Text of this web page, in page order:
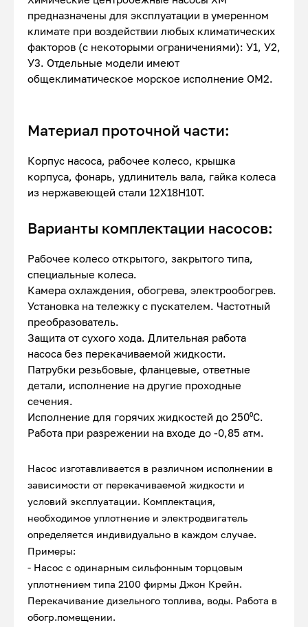
предназначены для эксплуатации в умеренном
климате при воздействии любых климатических
факторов (с некоторыми ограничениями): У1, У2,
У3. Отдельные модели имеют
общеклиматическое морское исполнение ОМ2.
Материал проточной части:
Корпус насоса, рабочее колесо, крышка
корпуса, фонарь, удлинитель вала, гайка колеса
из нержавеющей стали 12Х18Н10Т.
Варианты комплектации насосов:
Рабочее колесо открытого, закрытого типа,
специальные колеса.
Камера охлаждения, обогрева, электрообогрев.
Установка на тележку с пускателем. Частотный
преобразователь.
Защита от сухого хода. Длительная работа
насоса без перекачиваемой жидкости.
Патрубки резьбовые, фланцевые, ответные
детали, исполнение на другие проходные
сечения.
Исполнение для горячих жидкостей до 250⁰С.
Работа при разрежении на входе до -0,85 атм.
Насос изготавливается в различном исполнении в
зависимости от перекачиваемой жидкости и
условий эксплуатации. Комплектация,
необходимое уплотнение и электродвигатель
определяется индивидуально в каждом случае.
Примеры:
- Насос с одинарным сильфонным торцовым
уплотнением типа 2100 фирмы Джон Крейн.
Перекачивание дизельного топлива, воды. Работа в
обогр.помещении.